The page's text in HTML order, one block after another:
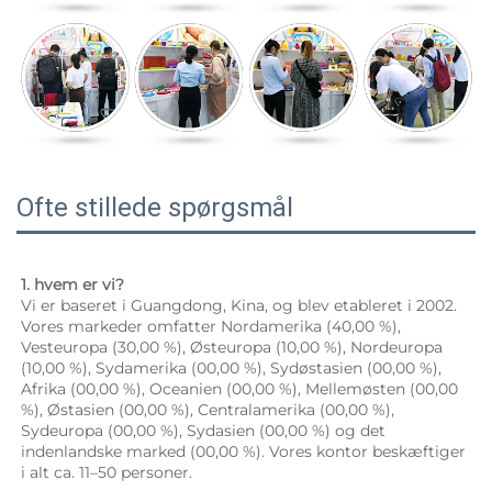
Ofte stillede spørgsmål
1. hvem er vi?
Vi er baseret i Guangdong, Kina, og blev etableret i 2002.
Vores markeder omfatter Nordamerika (40,00 %),
Vesteuropa (30,00 %), Østeuropa (10,00 %), Nordeuropa
(10,00 %), Sydamerika (00,00 %), Sydøstasien (00,00 %),
Afrika (00,00 %), Oceanien (00,00 %), Mellemøsten (00,00
%), Østasien (00,00 %), Centralamerika (00,00 %),
Sydeuropa (00,00 %), Sydasien (00,00 %) og det
indenlandske marked (00,00 %). Vores kontor beskæftiger
i alt ca. 11–50 personer.